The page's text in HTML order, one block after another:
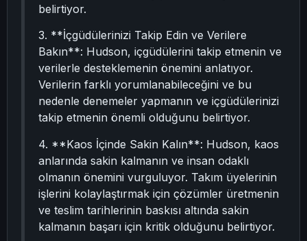
belirtiyor.
3. **İçgüdülerinizi Takip Edin ve Verilere
Bakın**: Hudson, içgüdülerini takip etmenin ve
verilerle desteklemenin önemini anlatıyor.
Verilerin farklı yorumlanabileceğini ve bu
nedenle denemeler yapmanın ve içgüdülerinizi
takip etmenin önemli olduğunu belirtiyor.
4. **Kaos İçinde Sakin Kalın**: Hudson, kaos
anlarında sakin kalmanın ve insan odaklı
olmanın önemini vurguluyor. Takım üyelerinin
işlerini kolaylaştırmak için çözümler üretmenin
ve teslim tarihlerinin baskısı altında sakin
kalmanın başarı için kritik olduğunu belirtiyor.